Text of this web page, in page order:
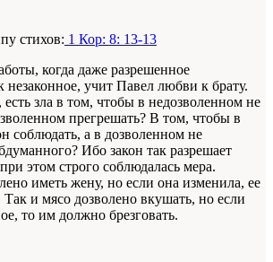
стихов: 1 Кор: 8: 13-13
когда даже разрешенное
незаконное, учит Павел любви к брату.
зла в том, чтобы в недозволенном не
прегрешать? В том, чтобы в
соблюдать, а в дозволенном не
Ибо закон так разрешает
этом строго соблюдалась мера.
иметь жену, но если она изменила, ее
Так и мясо дозволено вкушать, но если
то им должно брезговать.